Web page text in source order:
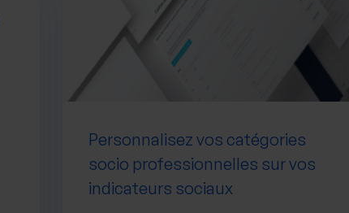
Personnalisez vos catégories
socio professionnelles sur vos
indicateurs sociaux